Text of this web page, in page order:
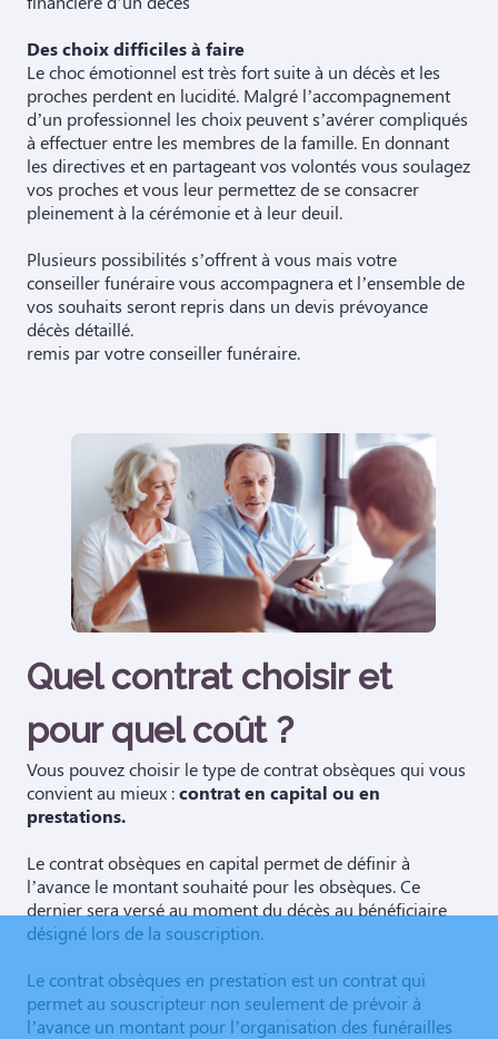
Des choix difficiles à faire
Le choc émotionnel est très fort suite à un décès et les
proches perdent en lucidité. Malgré l’accompagnement
d’un professionnel les choix peuvent s’avérer compliqués
à effectuer entre les membres de la famille. En donnant
les directives et en partageant vos volontés vous soulagez
vos proches et vous leur permettez de se consacrer
pleinement à la cérémonie et à leur deuil.
Plusieurs possibilités s’offrent à vous mais votre
conseiller funéraire vous accompagnera et l’ensemble de
vos souhaits seront repris dans un devis prévoyance
décès détaillé.
remis par votre conseiller funéraire.
Quel contrat choisir et
pour quel coût ?
Vous pouvez choisir le type de contrat obsèques qui vous
convient au mieux :contrat en capital ou en
prestations.
Le contrat obsèques en capital permet de définir à
l’avance le montant souhaité pour les obsèques. Ce
dernier sera versé au moment du décès au bénéficiaire
désigné lors de la souscription.
Le contrat obsèques en prestation est un contrat qui
permet au souscripteur non seulement de prévoir à
l’avance un montant pour l’organisation des funérailles